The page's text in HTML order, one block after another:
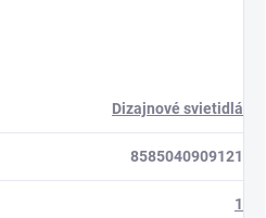
Dizajnové svietidlá
8585040909121
1